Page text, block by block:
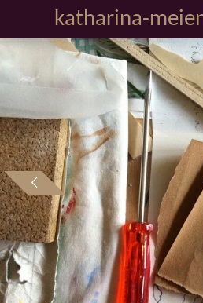
Hauptinhalt
katharina-